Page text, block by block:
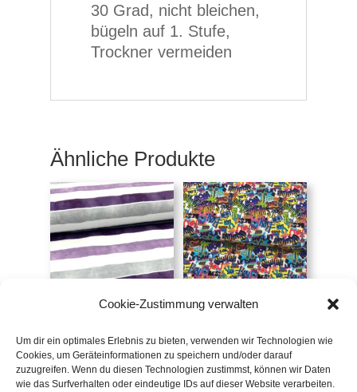
Cookie-Zustimmung verwalten
Um dir ein optimales Erlebnis zu bieten, verwenden wir Technologien wie
Cookies, um Geräteinformationen zu speichern und/oder darauf
zuzugreifen. Wenn du diesen Technologien zustimmst, können wir Daten
wie das Surfverhalten oder eindeutige IDs auf dieser Website verarbeiten.
30 Grad, nicht bleichen,
bügeln auf 1. Stufe,
Trockner vermeiden
Ähnliche Produkte
€16,90/m
inkl. 20 % MwSt.
/m
inkl. 20 % MwSt.